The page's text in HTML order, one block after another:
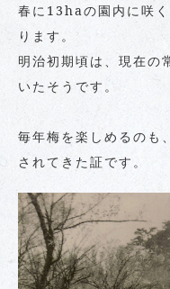
春に13haの園内に咲
ります。
明治初期頃は、現在の
いたそうです。
毎年梅を楽しめるのも
されてきた証です。